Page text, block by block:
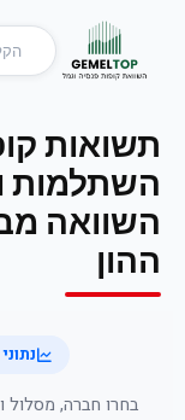
תשואות
השתלמות
השוואה
ההון
בחרו חברה, מסלול